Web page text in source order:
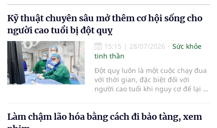
Kỹ thuật chuyên sâu mở thêm cơ hội sống cho
người cao tuổi bị đột quỵ
15:15 | 28/07/2026
Sức khỏe
tinh thần
Đột quỵ luôn là một cuộc chạy đua
với thời gian, đặc biệt đối với
người cao tuổi khi nguy cơ để lại di
cấp cứu kịp thời. Mỗi phút trôi qua
Làm chậm lão hóa bằng cách đi bảo tàng, xem